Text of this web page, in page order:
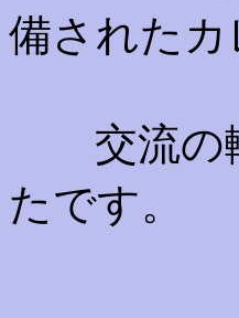
備された
交流の輪
たです。